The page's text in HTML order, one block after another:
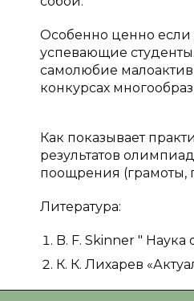
Особенно ценно если
успевающие
самолюбие
конкурсах
Как показывает
результатов
поощрения (грамоты,
Литература:
B. F. Skinner "
К. К. Лихарев